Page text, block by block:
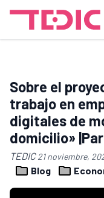
Sobre el
trabajo en
digitales de
domicilio»
TEDIC21 noviembre,
Blog